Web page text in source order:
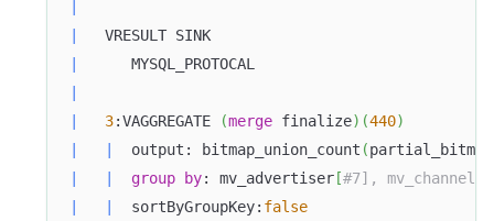
3:VAGGREGATE (merge finalize) (440)
  output: bitmap_union_count
(
group by: mv_advertiser [#7],
  sortByGroupKey:
false